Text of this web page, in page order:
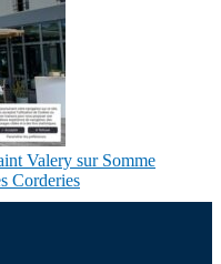
Valery sur Somme
Corderies